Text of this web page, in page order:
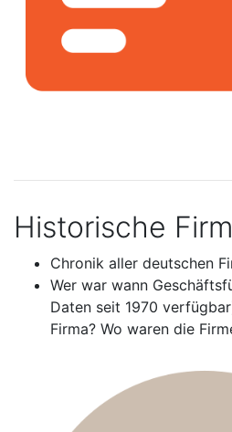
Historische
Chronik aller deutschen
Wer war wann
Daten seit 1970
Firma? Wo waren die